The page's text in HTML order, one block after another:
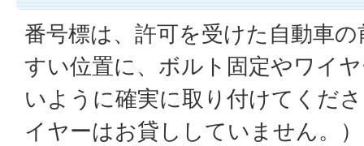
番号標は、許可を受けた自動車
すい位置に、ボルト固定やワイ
いように確実に取り付けてくだ
イヤーはお貸ししていません。）